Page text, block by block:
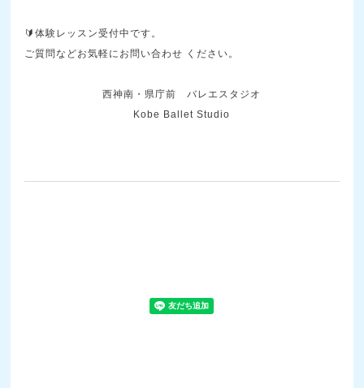
🔰体験レッスン受付中です。
ご質問などお気軽に お問い合わせ ください。
西神南・県庁前 バレエスタジオ
Kobe Ballet Studio